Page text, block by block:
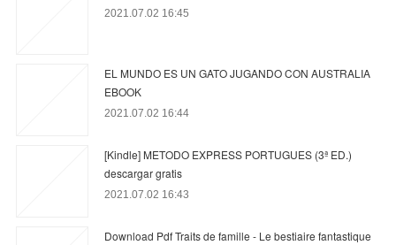
2021.07.02 16:45
EL MUNDO ES UN GATO JUGANDO CON AUSTRALIA
EBOOK
2021.07.02 16:44
[Kindle] METODO EXPRESS PORTUGUES (3ª ED.)
descargar gratis
2021.07.02 16:43
Download Pdf Traits de famille - Le bestiaire fantastique